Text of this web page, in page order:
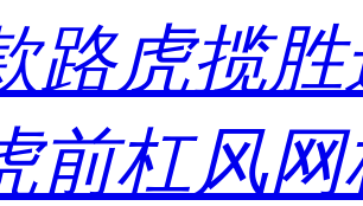
路虎揽
前杠风